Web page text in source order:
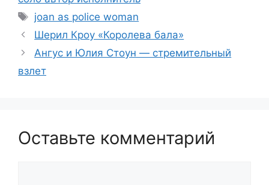
Метки
joan as police woman
Шерил Кроу «Королева бала»
Ангус и Юлия Стоун — стремительный
взлет
Оставьте комментарий